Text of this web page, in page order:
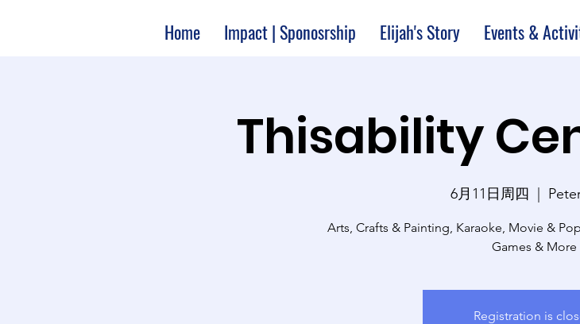
Home Impact | Sponosrship Elijah's Story Events &
Thisability
6月11日周四
  |
Arts, Crafts & Painting, Karaoke, Movie &
Games & More
Registration is